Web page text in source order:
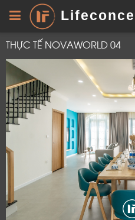
THỰC TẾ NOVAWORLD 04